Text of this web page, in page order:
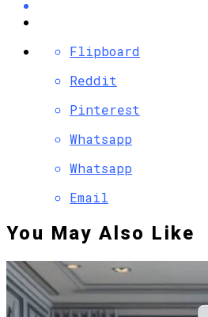
Flipboard
Reddit
Pinterest
Whatsapp
Whatsapp
Email
You May Also Like